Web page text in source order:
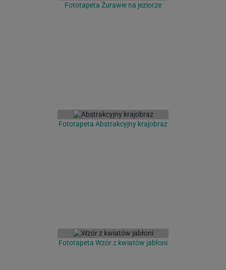
Fototapeta Żurawie na jeziorze
Fototapeta Abstrakcyjny krajobraz
Fototapeta Wzór z kwiatów jabłoni